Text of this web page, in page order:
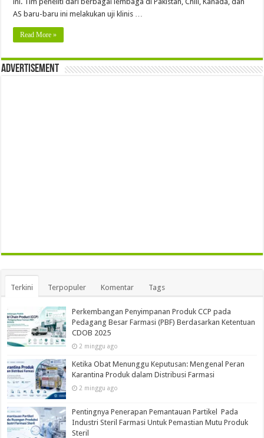
AS baru-baru ini melakukan uji klinis …
Read More »
Advertisement
Terkini Terpopuler Komentar Tags
Perkembangan Penyimpanan Produk CCP pada
Pedagang Besar Farmasi (PBF) Berdasarkan Ketentuan
CDOB 2025
2 minggu ago
Ketika Obat Menunggu Keputusan: Mengenal Peran
Karantina Produk dalam Distribusi Farmasi
2 minggu ago
Pentingnya Penerapan Pemantauan Partikel Pada
Industri Steril Farmasi Untuk Pemastian Mutu Produk
Steril